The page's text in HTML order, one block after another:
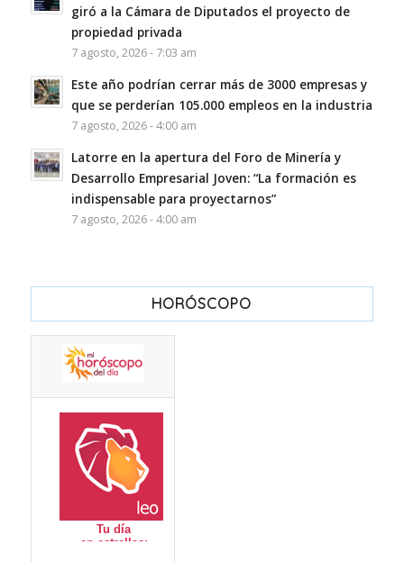
giró a la Cámara de Diputados el proyecto de
propiedad privada
7 agosto, 2026 - 7:03 am
Este año podrían cerrar más de 3000 empresas y
que se perderían 105.000 empleos en la industria
7 agosto, 2026 - 4:00 am
Latorre en la apertura del Foro de Minería y
Desarrollo Empresarial Joven: “La formación es
indispensable para proyectarnos”
7 agosto, 2026 - 4:00 am
HORÓSCOPO